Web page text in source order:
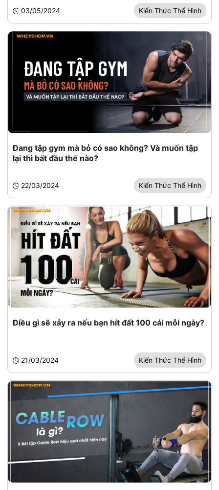
03/05/2024 Kiến Thức Thể Hình
Đang tập gym mà bỏ có sao không? Và muốn tập
lại thì bất đầu thế nào?
22/03/2024 Kiến Thức Thể Hình
Điều gì sẽ xảy ra nếu bạn hít đất 100 cái mỗi ngày?
21/03/2024 Kiến Thức Thể Hình